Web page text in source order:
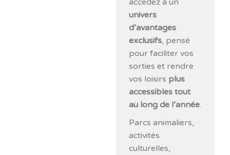
univers
d’avantages
exclusifs, pensé
pour faciliter vos
sorties et rendre
vos loisirs plus
accessibles tout
au long de l’année.
Parcs animaliers,
activités
culturelles,